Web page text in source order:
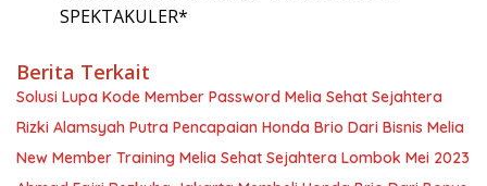
SPEKTAKULER*
Berita Terkait
Solusi Lupa Kode Member Password Melia Sehat Sejahtera
Rizki Alamsyah Putra Pencapaian Honda Brio Dari Bisnis Melia
New Member Training Melia Sehat Sejahtera Lombok Mei 2023